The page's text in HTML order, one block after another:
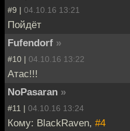
#9 | 04.10.16 13:21
Пойдёт
Fufendorf »
#10 | 04.10.16 13:22
Атас!!!
NoPasaran »
#11 | 04.10.16 13:24
Кому: BlackRaven, #4